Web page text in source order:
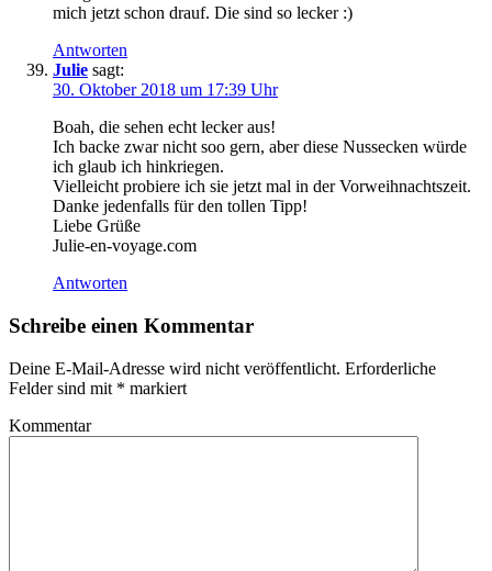
mich jetzt schon drauf. Die sind so lecker :)
Antworten
Julie sagt:
30. Oktober 2018 um 17:39 Uhr
Boah, die sehen echt lecker aus!
Ich backe zwar nicht soo gern, aber diese Nussecken würde
ich glaub ich hinkriegen.
Vielleicht probiere ich sie jetzt mal in der Vorweihnachtszeit.
Danke jedenfalls für den tollen Tipp!
Liebe Grüße
Julie-en-voyage.com
Antworten
Schreibe einen Kommentar
Deine E-Mail-Adresse wird nicht veröffentlicht. Erforderliche
Felder sind mit * markiert
Kommentar